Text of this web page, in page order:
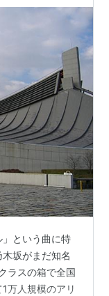
という曲に特
坂がまだ知名
ラスの箱で全国
万人規模のアリ